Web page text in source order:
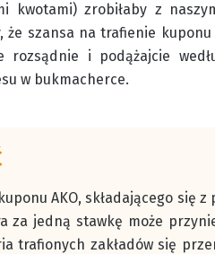
kwotami) zrobiłaby z
że szansa na trafienie
rozsądnie i podążajcie
w bukmacherce.
AKO, składającego się
za jedną stawkę może
trafionych zakładów się